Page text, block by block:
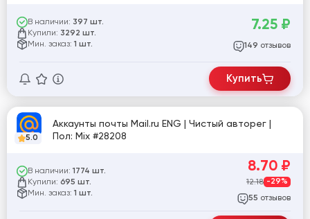
В наличии: 397 шт.
Купили: 3292 шт.
Мин. заказ: 1 шт.
7.25 ₽
149 отзывов
Купить
5.0
Аккаунты почты Mail.ru ENG | Чистый авторег |
Пол: Mix #28208
В наличии: 1774 шт.
Купили: 695 шт.
Мин. заказ: 1 шт.
8.70 ₽
12.18 -29%
55 отзывов